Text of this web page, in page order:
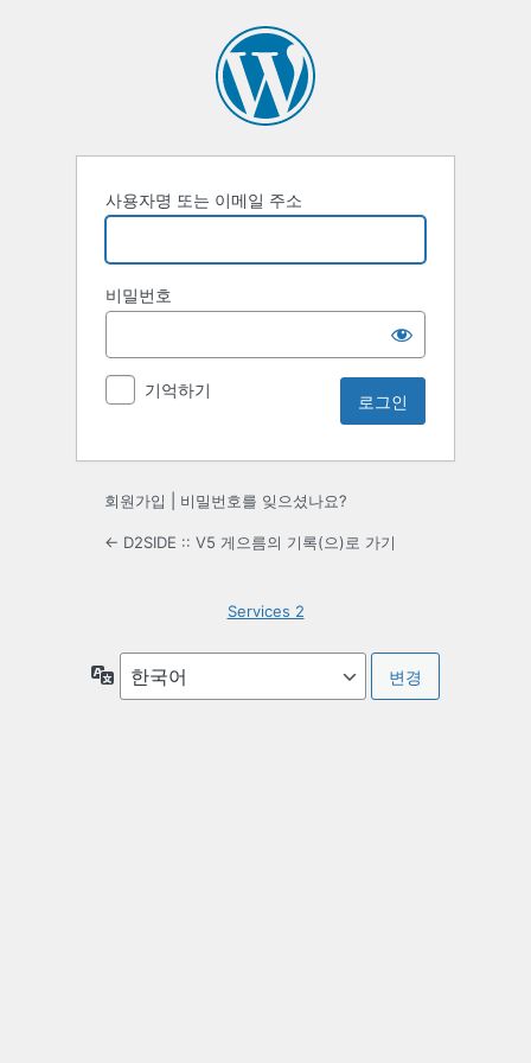
사용자명 또는 이메일 주소
비밀번호
기억하기
회원가입 비밀번호를 잊으셨나요?
← D2SIDE :: V5 게으름의 기록(으)로 가기
Services 2
어